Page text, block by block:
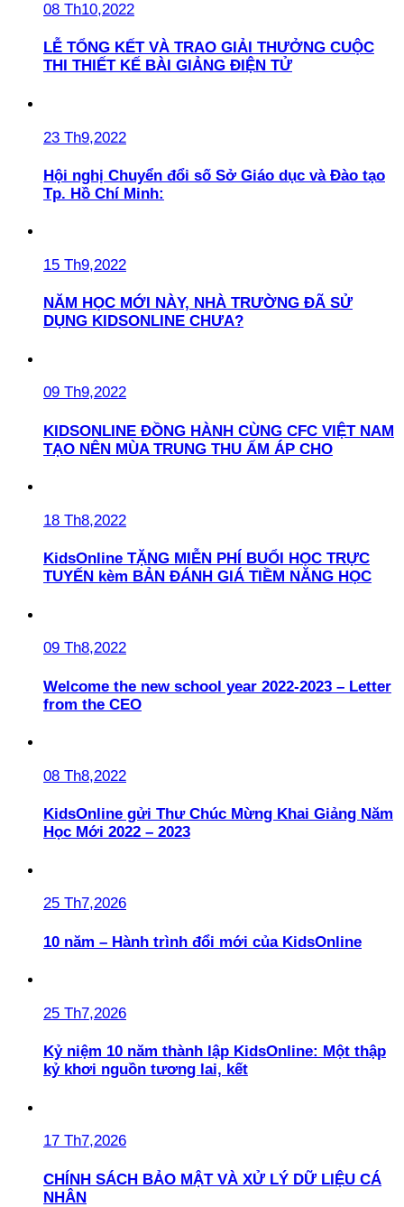
08 Th10,2022
LỄ TỔNG KẾT VÀ TRAO GIẢI THƯỞNG CUỘC
THI THIẾT KẾ BÀI GIẢNG ĐIỆN TỬ
23 Th9,2022
Hội nghị Chuyển đổi số Sở Giáo dục và Đào tạo
Tp. Hồ Chí Minh:
15 Th9,2022
NĂM HỌC MỚI NÀY, NHÀ TRƯỜNG ĐÃ SỬ
DỤNG KIDSONLINE CHƯA?
09 Th9,2022
KIDSONLINE ĐỒNG HÀNH CÙNG CFC VIỆT NAM
TẠO NÊN MÙA TRUNG THU ẤM ÁP CHO
18 Th8,2022
KidsOnline TẶNG MIỄN PHÍ BUỔI HỌC TRỰC
TUYẾN kèm BẢN ĐÁNH GIÁ TIỀM NĂNG HỌC
09 Th8,2022
Welcome the new school year 2022-2023 – Letter
from the CEO
08 Th8,2022
KidsOnline gửi Thư Chúc Mừng Khai Giảng Năm
Học Mới 2022 – 2023
25 Th7,2026
10 năm – Hành trình đổi mới của KidsOnline
25 Th7,2026
Kỷ niệm 10 năm thành lập KidsOnline: Một thập
kỷ khơi nguồn tương lai, kết
17 Th7,2026
CHÍNH SÁCH BẢO MẬT VÀ XỬ LÝ DỮ LIỆU CÁ
NHÂN